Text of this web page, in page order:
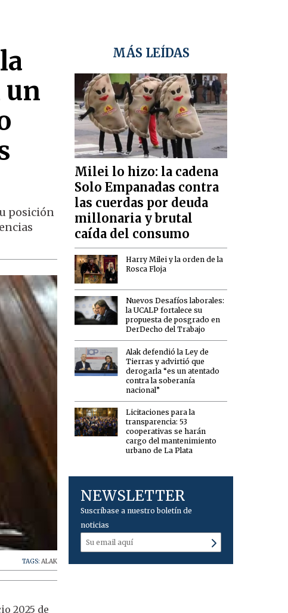
un
posición
TAGS:ALAK
2025 de
MÁS LEÍDAS
Milei lo hizo: la cadena
Solo Empanadas contra
las cuerdas por deuda
millonaria y brutal
caída del consumo
Harry Milei y la orden de la
Rosca Floja
Nuevos Desafíos laborales:
la UCALP fortalece su
propuesta de posgrado en
DerDecho del Trabajo
Alak defendió la Ley de
Tierras y advirtió que
derogarla “es un atentado
contra la soberanía
nacional”
Licitaciones para la
transparencia: 53
cooperativas se harán
cargo del mantenimiento
urbano de La Plata
NEWSLETTER
Suscríbase a nuestro boletín de
noticias